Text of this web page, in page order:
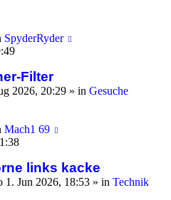
SpyderRyder
Filter
2026, 20:29 » in Gesuche
Mach1 69
links kacke
1. Jun 2026, 18:53 » in Technik